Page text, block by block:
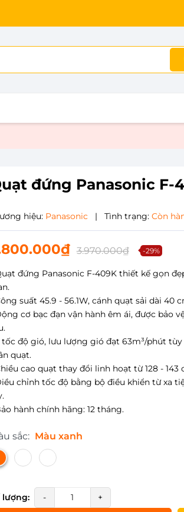
đứng Panasonic F-
hiệu: Panasonic | Tình trạng: Còn
3.970.000₫ -29%
đứng Panasonic F-409K thiết kế gọn
suất 45.9 - 56.1W, cánh quạt sải dài 40
cơ bạc đạn vận hành êm ái, được bảo
tốc độ gió, lưu lượng gió đạt 63m³/phút
quạt.
cao quạt thay đổi linh hoạt từ 128 -
chỉnh tốc độ bằng bộ điều khiển từ xa
hành chính hãng: 12 tháng.
sắc: Màu xanh
lượng: - +